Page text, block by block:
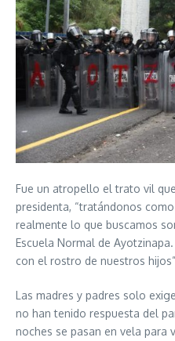
Fue un atropello el trato vil
presidenta, “tratándonos
realmente lo que buscamos
Escuela Normal de
con el rostro de nuestros
Las madres y padres solo
no han tenido respuesta del
noches se pasan en vela para